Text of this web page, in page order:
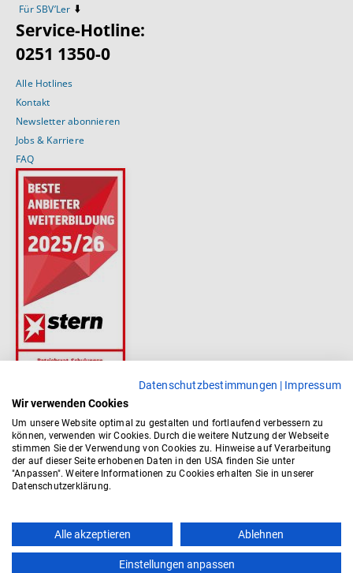
Datenschutzbestimmungen | Impressum
Wir verwenden Cookies
Um unsere Website optimal zu gestalten und fortlaufend verbessern zu
können, verwenden wir Cookies. Durch die weitere Nutzung der Webseite
stimmen Sie der Verwendung von Cookies zu. Hinweise auf Verarbeitung
der auf dieser Seite erhobenen Daten in den USA finden Sie unter
"Anpassen". Weitere Informationen zu Cookies erhalten Sie in unserer
Datenschutzerklärung.
Alle akzeptieren Ablehnen
Einstellungen anpassen
Für SBV’Ler ⬇️
Service-Hotline:
0251 1350-0
Alle Hotlines
Kontakt
Newsletter abonnieren
Jobs & Karriere
FAQ